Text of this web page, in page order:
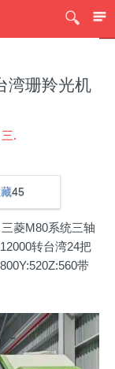
湾珊羚光机
.
45
菱M80系统三轴
转台湾24把
带